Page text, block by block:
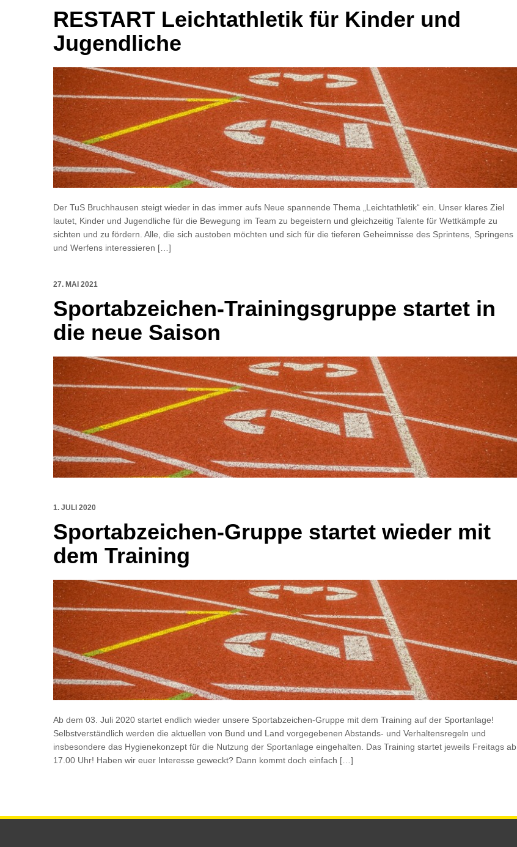
RESTART Leichtathletik für Kinder und
Jugendliche
Der TuS Bruchhausen steigt wieder in das immer aufs Neue spannende Thema „Leichtathletik“ ein. Unser klares Ziel
lautet, Kinder und Jugendliche für die Bewegung im Team zu begeistern und gleichzeitig Talente für Wettkämpfe zu
sichten und zu fördern. Alle, die sich austoben möchten und sich für die tieferen Geheimnisse des Sprintens, Springens
und Werfens interessieren […]
27. MAI 2021
Sportabzeichen-Trainingsgruppe startet in
die neue Saison
1. JULI 2020
Sportabzeichen-Gruppe startet wieder mit
dem Training
Ab dem 03. Juli 2020 startet endlich wieder unsere Sportabzeichen-Gruppe mit dem Training auf der Sportanlage!
Selbstverständlich werden die aktuellen von Bund und Land vorgegebenen Abstands- und Verhaltensregeln und
insbesondere das Hygienekonzept für die Nutzung der Sportanlage eingehalten. Das Training startet jeweils Freitags ab
17.00 Uhr! Haben wir euer Interesse geweckt? Dann kommt doch einfach […]